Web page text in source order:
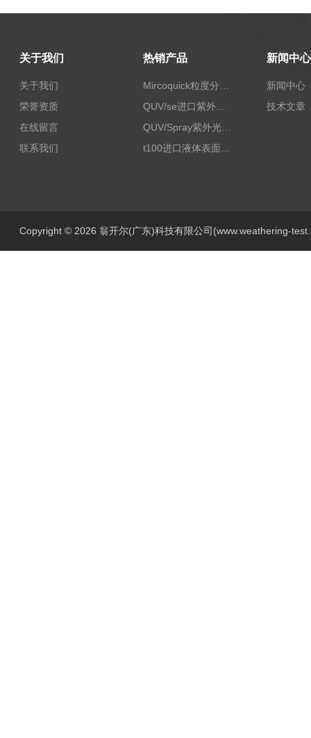
关于我们
关于我们
荣誉资质
在线留言
联系我们
热销产品
QUV/se进口紫外老化试验箱Q-lab
QUV/Spray紫外光加速老化试验箱
t100进口液体表面张力测试仪
新闻中心
新闻中心
技术文章
Copyright © 2026 翁开尔(广东)科技有限公司(www.weathering-